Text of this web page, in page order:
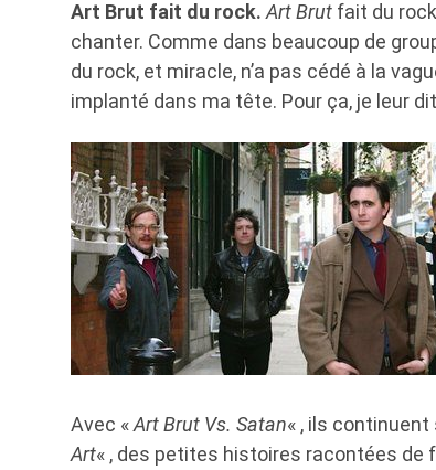
Art Brut fait du rock. Art Brut fait du
chanter. Comme dans beaucoup de
du rock, et miracle, n’a pas cédé à la
implanté dans ma tête. Pour ça, je leur
Avec «Art Brut Vs. Satan« , ils
Art« , des petites histoires racontées de